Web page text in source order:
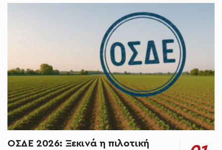
ΟΣΔΕ 2026: Ξεκινά η πιλοτική